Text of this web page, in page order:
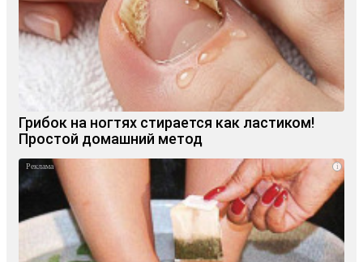
Грибок на ногтях стирается как ластиком!
Простой домашний метод
i